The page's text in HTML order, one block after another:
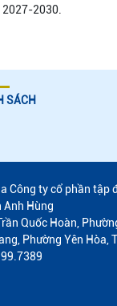
2030.
SÁCH
Công ty cổ phần tập
Anh Hùng
Quốc Hoàn,
Phường Yên Hòa,